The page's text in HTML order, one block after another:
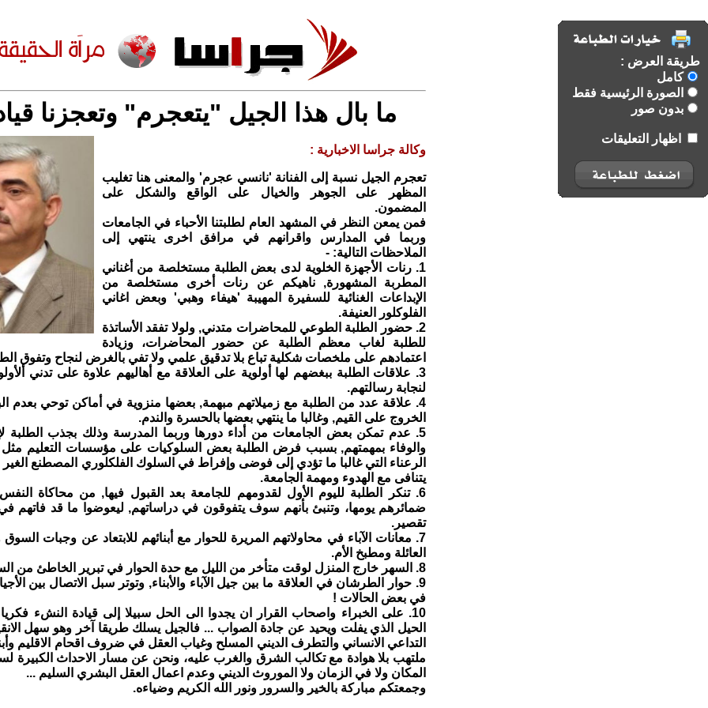
طريقة العرض :
كامل
الصورة الرئيسية فقط
بدون صور
اظهار التعليقات
ما بال هذا الجيل "يتعجرم" وتعجزنا
وكالة جراسا الاخبارية :
تعجرم الجيل نسبة إلى الفنانة 'نانسي عجرم' والمعنى هنا تغليب
المظهر على الجوهر والخيال على الواقع والشكل على
المضمون.
فمن يمعن النظر في المشهد العام لطلبتنا الأحباء في الجامعات
وربما في المدارس واقرانهم في مرافق اخرى ينتهي إلى
الملاحظات التالية: -
1. رنات الأجهزة الخلوية لدى بعض الطلبة مستخلصة من أغناني
المطربة المشهورة, ناهيكم عن رنات أخرى مستخلصة من
الإبداعات الغنائية للسفيرة المهيبة 'هيفاء وهبي' وبعض اغاني
الفلوكلور العنيفة.
2. حضور الطلبة الطوعي للمحاضرات متدني, ولولا تفقد الأساتذة
للطلبة لغاب معظم الطلبة عن حضور المحاضرات، وزيادة
اعتمادهم على ملخصات شكلية تباع بلا تدقيق علمي ولا تفي بالغرض لنجاح وتفوق
3. علاقات الطلبة ببغضهم لها أولوية على العلاقة مع أهاليهم علاوة على تدني
لنجابة رسالتهم.
4. علاقة عدد من الطلبة مع زميلاتهم مبهمة, بعضها منزوية في أماكن توحي بعدم
الخروج على القيم, وغالبا ما ينتهي بعضها بالحسرة والندم.
5. عدم تمكن بعض الجامعات من أداء دورها وربما المدرسة وذلك بجذب الطلبة
والوفاء بمهمتهم, بسبب فرض الطلبة بعض السلوكيات على مؤسسات التعليم مثل
الرعناء التي غالبا ما تؤدي إلى فوضى وإفراط في السلوك الفلكلوري المصطنع
يتنافى مع الهدوء ومهمة الجامعة.
6. تنكر الطلبة لليوم الأول لقدومهم للجامعة بعد القبول فيها, من محاكاة
ضمائرهم يومها، وتنبئ بأنهم سوف يتفوقون في دراساتهم, ليعوضوا ما قد فاتهم
تقصير.
7. معانات الآباء في محاولاتهم المريرة للحوار مع أبنائهم للابتعاد عن وجبات السوق
العائلة ومطبخ الأم.
8. السهر خارج المنزل لوقت متأخر من الليل مع حدة الحوار في تبرير الخاطئ من السلوك.
9. حوار الطرشان في العلاقة ما بين جيل الآباء والأبناء, وتوتر سبل الاتصال بين
في بعض الحالات !
10. على الخبراء واصحاب القرار ان يجدوا الى الحل سبيلا إلى قيادة النشء
الحيل الذي يفلت ويحيد عن جادة الصواب ... فالجيل يسلك طريقا آخر وهو سهل
التداعي الانساني والتطرف الديني المسلح وغياب العقل في ضروف اقحام الاقليم
ملتهب بلا هوادة مع تكالب الشرق والغرب عليه، ونحن عن مسار الاحداث الكبيرة
المكان ولا في الزمان ولا الموروث الديني وعدم اعمال العقل البشري السليم ...
وجمعتكم مباركة بالخير والسرور ونور الله الكريم وضياءه.